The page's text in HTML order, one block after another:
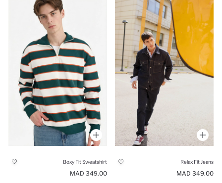
Relax Fit Jeans
349.00 MAD
Boxy Fit Sweatshirt
349.00 MAD